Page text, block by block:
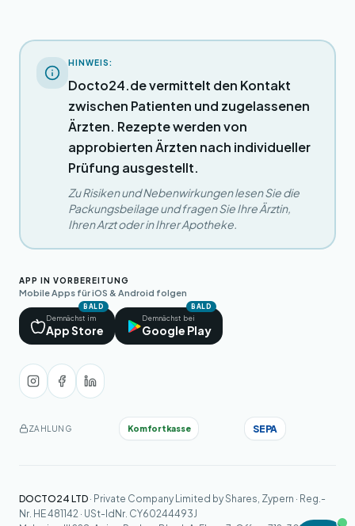
HINWEIS:
Docto24.de vermittelt den Kontakt
zwischen Patienten und zugelassenen
Ärzten. Rezepte werden von
approbierten Ärzten nach individueller
Prüfung ausgestellt.
Zu Risiken und Nebenwirkungen lesen Sie die
Packungsbeilage und fragen Sie Ihre Ärztin,
Ihren Arzt oder in Ihrer Apotheke.
APP IN VORBEREITUNG
Mobile Apps für iOS & Android folgen
BALD
Demnächst im
App Store
BALD
Demnächst bei
Google Play
ZAHLUNG Komfortkasse SEPA
DOCTO24 LTD · Private Company Limited by Shares, Zypern · Reg.-
Nr. HE 481142 · USt-IdNr. CY60244493J